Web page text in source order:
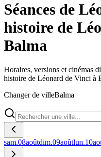
Séances de
histoire de
Balma
Horaires, versions et cinémas
histoire de Léonard de Vinci à
Changer de villeBalma
sam.08aoûtdim.09aoûtlun.10